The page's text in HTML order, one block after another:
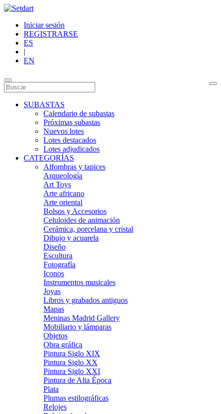
Iniciar sesión
REGISTRARSE
ES
|
EN
SUBASTAS
Calendario de subastas
Próximas subastas
Nuevos lotes
Lotes destacados
Lotes adjudicados
CATEGORÍAS
Alfombras y tapices
Arqueología
Art Toys
Arte africano
Arte oriental
Bolsos y Accesorios
Celuloides de animación
Cerámica, porcelana y cristal
Dibujo y acuarela
Diseño
Escultura
Fotografía
Iconos
Instrumentos musicales
Joyas
Libros y grabados antiguos
Mapas
Meninas Madrid Gallery
Mobiliario y lámparas
Objetos
Obra gráfica
Pintura Siglo XIX
Pintura Siglo XX
Pintura Siglo XXI
Pintura de Alta Época
Plata
Plumas estilográficas
Relojes